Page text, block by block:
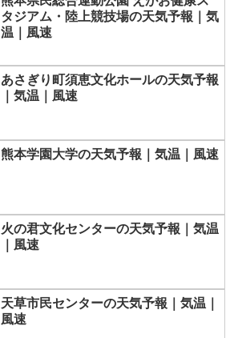
タジアム・陸上競技場の天気予報｜気
温｜風速
あさぎり町須恵文化ホールの天気予報
｜気温｜風速
熊本学園大学の天気予報｜気温｜風速
火の君文化センターの天気予報｜気温
｜風速
天草市民センターの天気予報｜気温｜
風速